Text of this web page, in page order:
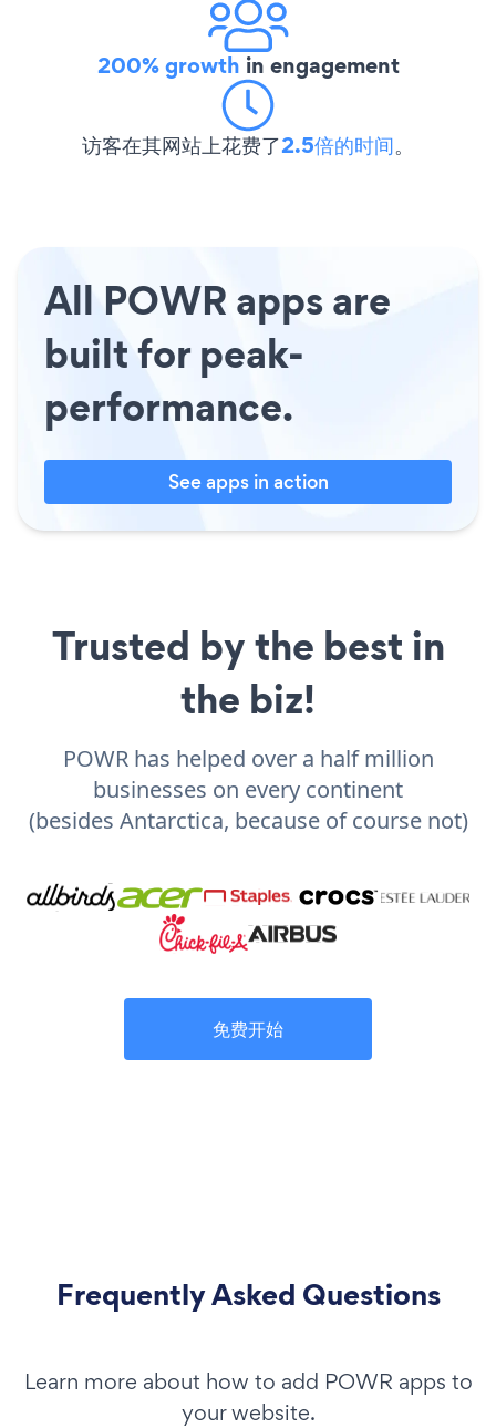
200% growth in engagement
访客在其网站上花费了2.5倍的时间。
All POWR apps are
built for peak-
performance.
See apps in action
Trusted by the best in
the biz!
POWR has helped over a half million
businesses on every continent
(besides Antarctica, because of course not)
免费开始
Frequently Asked Questions
Learn more about how to add POWR apps to
your website.